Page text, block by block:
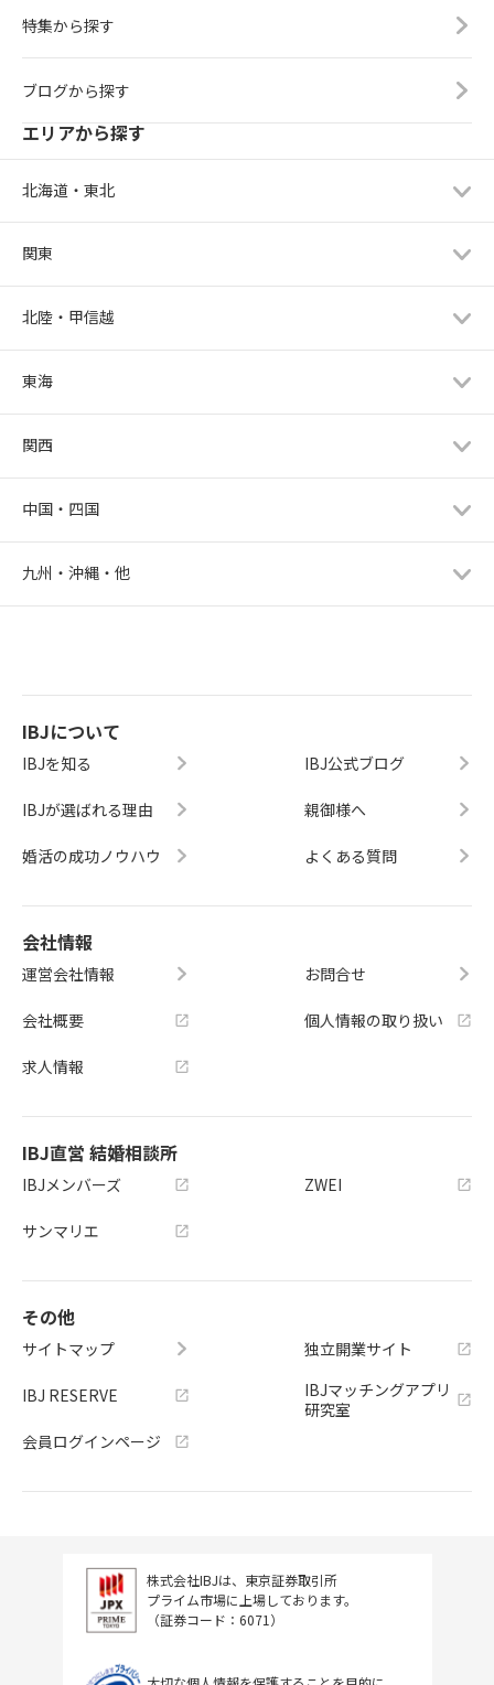
特集から探す
ブログから探す
エリアから探す
北海道・東北
関東
北陸・甲信越
東海
関西
中国・四国
九州・沖縄・他
IBJについて
IBJを知る
IBJが選ばれる理由
婚活の成功ノウハウ
IBJ公式ブログ
親御様へ
よくある質問
会社情報
運営会社情報
会社概要
求人情報
お問合せ
個人情報の取り扱い
IBJ直営 結婚相談所
IBJメンバーズ
サンマリエ
ZWEI
その他
サイトマップ
IBJ RESERVE
会員ログインページ
独立開業サイト
IBJマッチングアプリ
研究室
株式会社IBJは、東京証券取引所
プライム市場に上場しております。
（証券コード：6071）